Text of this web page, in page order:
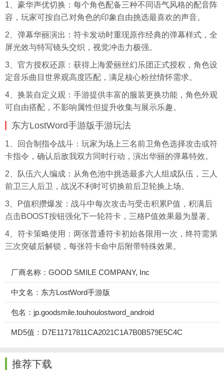
1、豪华声优切换：每个角色配备三种不同语气风格的配音阵
容，玩家可按自己对角色的印象自由挑选最喜欢的声音。
2、弹幕华丽演出：符卡发动时重现原作经典的弹幕样式，全
屏光效与特写镜头交织，视觉冲击力极强。
3、官方授权还原：获得上海爱丽丝幻乐团正式授权，角色设
定音乐曲目世界观高度匹配，满足核心粉丝情怀需求。
4、换装自定义观：手游提供丰富的服装更换功能，角色外观
可自由搭配，不影响属性但提升收集与展示乐趣。
东方LostWord手游版手游玩法
1、回合制指令战斗：玩家为场上三名前卫角色选择攻击或符
卡指令，确认后敌我双方同时行动，演出华丽的弹幕特效。
2、队伍六人编成：从角色池中挑选最多六人组成队伍，三人
前卫三人后卫，战况不利时可切换前后卫轮换上场。
3、P值积攒爆发：战斗中每次攻击与受击积累P值，积满后
点击BOOST按钮强化下一轮符卡，三格P值效果最为显著。
4、符卡策略使用：两张普通符卡初始各限用一次，终符需第
三次突破后解锁，每张符卡命中后附带特殊效果。
厂商名称：GOOD SMILE COMPANY, Inc
中文名：东方LostWord手游版
包名：jp.goodsmile.touhoulostword_android
MD5值：D7E11717811CA2021C1A7B0B579E5C4C
推荐下载